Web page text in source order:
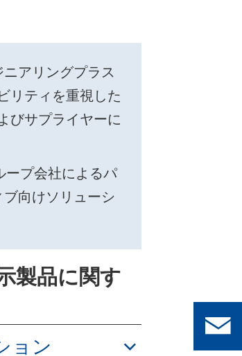
アリングプラス
リティを重視した
びサプライヤーに
ープ会社によるパ
向けソリューシ
製品に関す
ョン